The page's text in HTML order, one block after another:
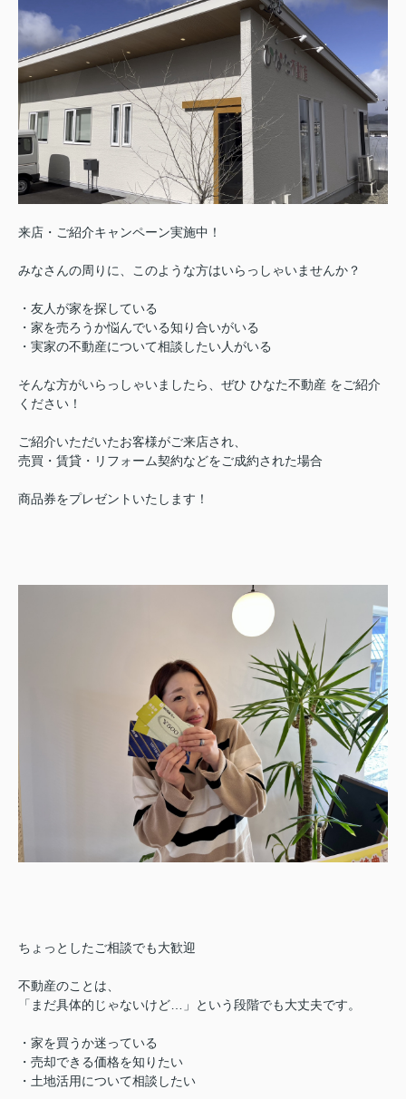
来店・ご紹介キャンペーン実施中！
みなさんの周りに、このような方はいらっしゃいませんか？
・友人が家を探している
・家を売ろうか悩んでいる知り合いがいる
・実家の不動産について相談したい人がいる
そんな方がいらっしゃいましたら、ぜひ ひなた不動産 をご紹介
ください！
ご紹介いただいたお客様がご来店され、
売買・賃貸・リフォーム契約などをご成約された場合
商品券をプレゼントいたします！
ちょっとしたご相談でも大歓迎
不動産のことは、
「まだ具体的じゃないけど…」という段階でも大丈夫です。
・家を買うか迷っている
・売却できる価格を知りたい
・土地活用について相談したい